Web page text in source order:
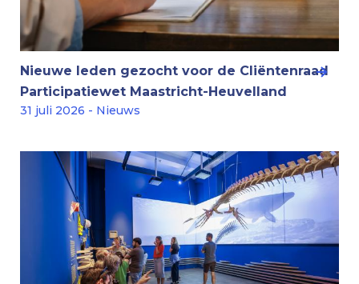
Nieuwe leden gezocht voor de Cliëntenraad
Participatiewet Maastricht-Heuvelland
31 juli 2026 - Nieuws